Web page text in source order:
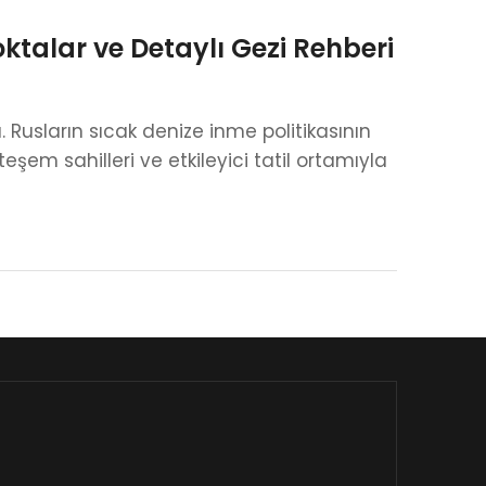
ve Detaylı Gezi Rehberi
sıcak denize inme politikasının
sahilleri ve etkileyici tatil ortamıyla